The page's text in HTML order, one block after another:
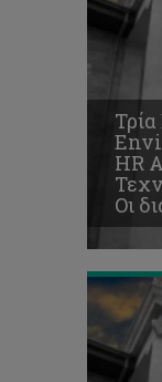
HR
Οι
Εδώ
το
της
μας!